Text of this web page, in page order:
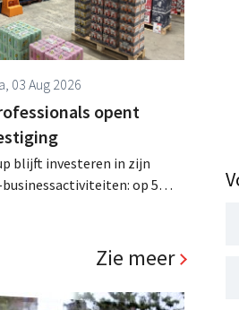
03 Aug 2026
opent
blijft investeren in zijn
op 5
die zich uitsluitend richt op
Zie meer